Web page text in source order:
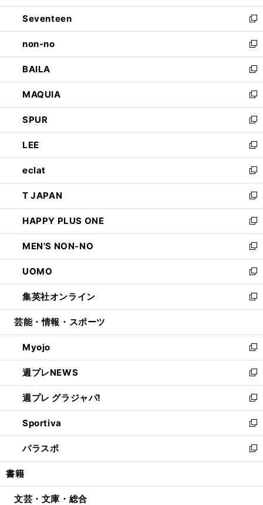
開
く
ウ
で
開
く
ン
ド
ウ
で
開
く
Seventeen
新
し
い
ウ
ィ
ン
ド
ウ
で
開
く
non-no
新
し
い
ウ
ィ
ン
ド
ウ
で
開
く
BAILA
新
し
い
ウ
ィ
ン
ド
ウ
で
開
く
MAQUIA
新
し
い
ウ
ィ
ン
ド
ウ
で
開
く
SPUR
新
し
い
ウ
ィ
ン
ド
ウ
で
開
く
LEE
新
し
い
ウ
ィ
ン
ド
ウ
で
開
く
eclat
新
し
い
ウ
ィ
ン
ド
ウ
で
開
く
T JAPAN
新
し
い
ウ
ィ
ン
ド
ウ
で
開
HAPPY PLUS ONE
新
し
い
ウ
ィ
ン
ド
ウ
開
く
MEN'S NON-NO
新
し
い
ウ
ィ
ン
ウ
で
開
く
UOMO
新
し
い
ウ
ン
ド
ウ
で
開
く
集英社オンライン
新
し
ウ
ィ
ン
ド
ウ
で
開
く
芸能・情報・スポーツ
Myojo
新
し
い
ウ
ィ
ン
ド
ウ
で
開
週プレNEWS
新
し
い
ウ
ィ
ン
ド
ウ
開
週プレ グラジャパ!
新
し
い
ウ
ィ
ン
ウ
Sportiva
新
し
い
ウ
ン
パラスポ
新
し
ウ
書籍
文芸・文庫・総合